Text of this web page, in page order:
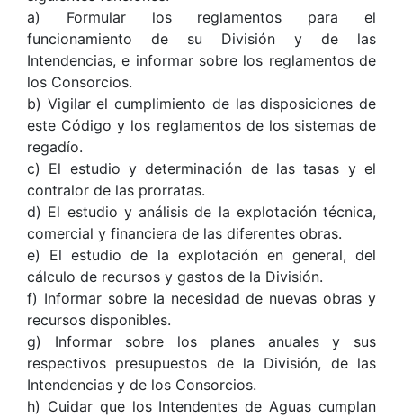
a) Formular los reglamentos para el
funcionamiento de su División y de las
Intendencias, e informar sobre los reglamentos de
los Consorcios.
b) Vigilar el cumplimiento de las disposiciones de
este Código y los reglamentos de los sistemas de
regadío.
c) El estudio y determinación de las tasas y el
contralor de las prorratas.
d) El estudio y análisis de la explotación técnica,
comercial y financiera de las diferentes obras.
e) El estudio de la explotación en general, del
cálculo de recursos y gastos de la División.
f) Informar sobre la necesidad de nuevas obras y
recursos disponibles.
g) Informar sobre los planes anuales y sus
respectivos presupuestos de la División, de las
Intendencias y de los Consorcios.
h) Cuidar que los Intendentes de Aguas cumplan